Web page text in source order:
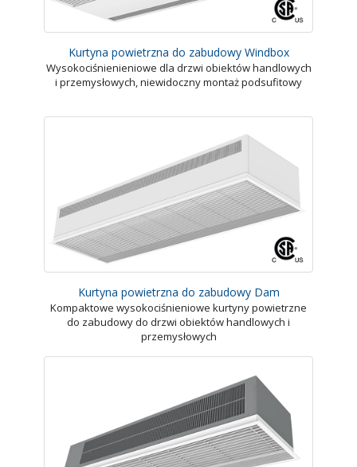
Kurtyna powietrzna do zabudowy Windbox
Wysokociśnienieniowe dla drzwi obiektów handlowych
i przemysłowych, niewidoczny montaż podsufitowy
Kurtyna powietrzna do zabudowy Dam
Kompaktowe wysokociśnieniowe kurtyny powietrzne
do zabudowy do drzwi obiektów handlowych i
przemysłowych